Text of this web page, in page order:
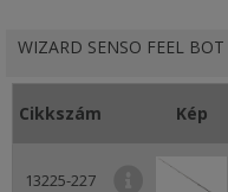
WIZARD SENSO FEEL
Cikkszám Kép
13225-227